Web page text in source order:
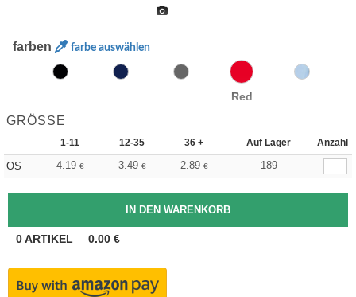
farben farbe auswählen
Red
GRÖSSE
1-11 12-35 36 + Auf Lager Anzahl
OS 4.19 € 3.49 € 2.89 € 189
0ARTIKEL 0.00 €